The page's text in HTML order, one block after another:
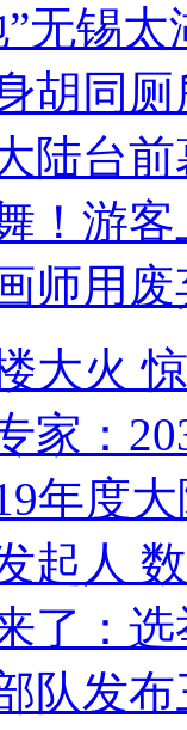
无锡
胡同
陆台
！游客
师用
大火
家：
年度
起人
了：
队发